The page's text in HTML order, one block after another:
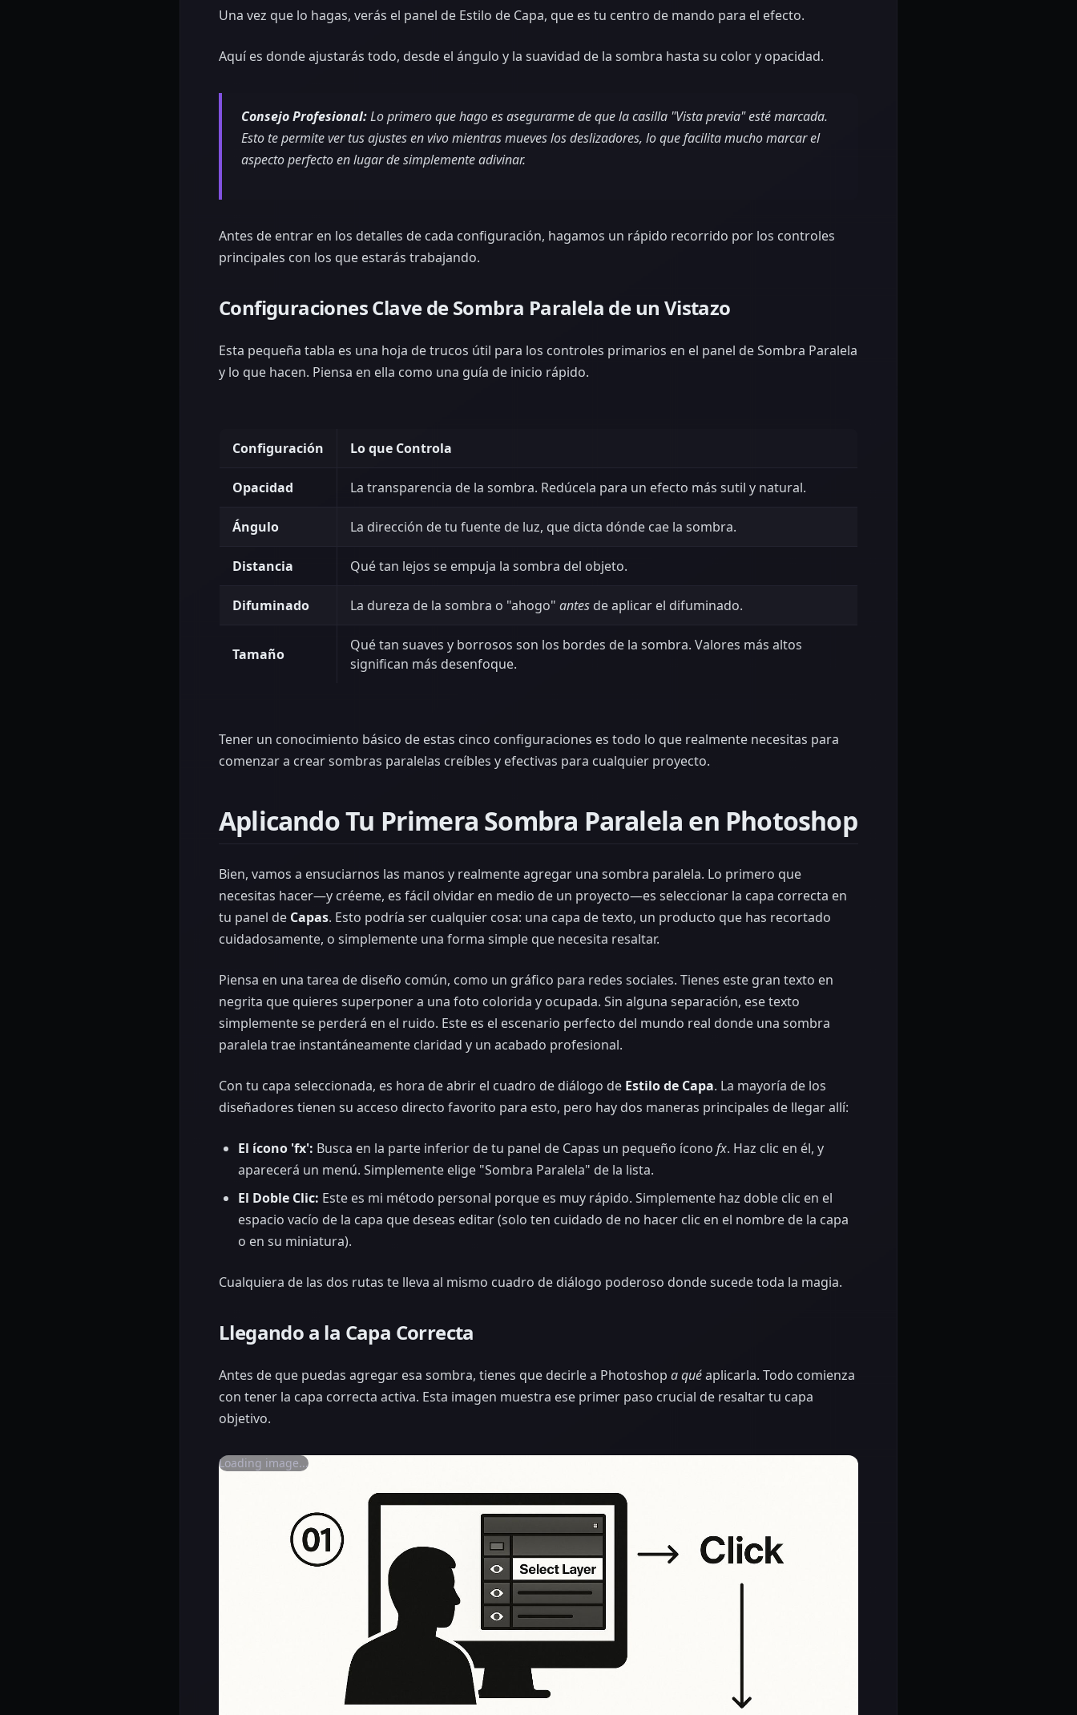
Una vez que lo hagas, verás el panel de Estilo de Capa, que es tu centro de mando para el efecto.
Aquí es donde ajustarás todo, desde el ángulo y la suavidad de la sombra hasta su color y opacidad.
Consejo Profesional:Lo primero que hago es asegurarme de que la casilla "Vista previa" esté marcada.
Esto te permite ver tus ajustes en vivo mientras mueves los deslizadores, lo que facilita mucho marcar el
aspecto perfecto en lugar de simplemente adivinar.
Antes de entrar en los detalles de cada configuración, hagamos un rápido recorrido por los controles
principales con los que estarás trabajando.
Configuraciones Clave de Sombra Paralela de un Vistazo
Esta pequeña tabla es una hoja de trucos útil para los controles primarios en el panel de Sombra Paralela
y lo que hacen. Piensa en ella como una guía de inicio rápido.
Configuración Lo que Controla
Opacidad La transparencia de la sombra. Redúcela para un efecto más sutil y natural.
Ángulo La dirección de tu fuente de luz, que dicta dónde cae la sombra.
Distancia Qué tan lejos se empuja la sombra del objeto.
Difuminado La dureza de la sombra o "ahogo" antes de aplicar el difuminado.
Tamaño
Qué tan suaves y borrosos son los bordes de la sombra. Valores más altos
significan más desenfoque.
Tener un conocimiento básico de estas cinco configuraciones es todo lo que realmente necesitas para
comenzar a crear sombras paralelas creíbles y efectivas para cualquier proyecto.
Aplicando Tu Primera Sombra Paralela en Photoshop
Bien, vamos a ensuciarnos las manos y realmente agregar una sombra paralela. Lo primero que
necesitas hacer—y créeme, es fácil olvidar en medio de un proyecto—es seleccionar la capa correcta en
tu panel de Capas. Esto podría ser cualquier cosa: una capa de texto, un producto que has recortado
cuidadosamente, o simplemente una forma simple que necesita resaltar.
Piensa en una tarea de diseño común, como un gráfico para redes sociales. Tienes este gran texto en
negrita que quieres superponer a una foto colorida y ocupada. Sin alguna separación, ese texto
simplemente se perderá en el ruido. Este es el escenario perfecto del mundo real donde una sombra
paralela trae instantáneamente claridad y un acabado profesional.
Con tu capa seleccionada, es hora de abrir el cuadro de diálogo de Estilo de Capa. La mayoría de los
diseñadores tienen su acceso directo favorito para esto, pero hay dos maneras principales de llegar allí:
El ícono 'fx': Busca en la parte inferior de tu panel de Capas un pequeño ícono fx. Haz clic en él, y
aparecerá un menú. Simplemente elige "Sombra Paralela" de la lista.
El Doble Clic: Este es mi método personal porque es muy rápido. Simplemente haz doble clic en el
espacio vacío de la capa que deseas editar (solo ten cuidado de no hacer clic en el nombre de la capa
o en su miniatura).
Cualquiera de las dos rutas te lleva al mismo cuadro de diálogo poderoso donde sucede toda la magia.
Llegando a la Capa Correcta
Antes de que puedas agregar esa sombra, tienes que decirle a Photoshop a quéaplicarla. Todo comienza
con tener la capa correcta activa. Esta imagen muestra ese primer paso crucial de resaltar tu capa
objetivo.
Loading image...